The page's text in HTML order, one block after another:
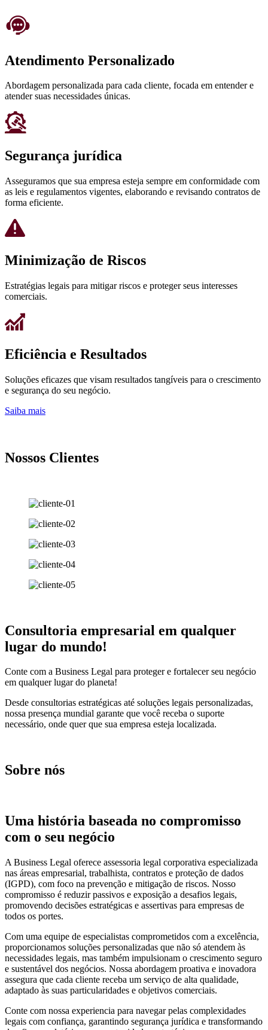
Atendimento Personalizado
Abordagem personalizada para cada cliente, focada em entender e
atender suas necessidades únicas.
Segurança jurídica
Asseguramos que sua empresa esteja sempre em conformidade com
as leis e regulamentos vigentes, elaborando e revisando contratos de
forma eficiente.
Minimização de Riscos
Estratégias legais para mitigar riscos e proteger seus interesses
comerciais.
Eficiência e Resultados
Soluções eficazes que visam resultados tangíveis para o crescimento
e segurança do seu negócio.
Saiba mais
Nossos Clientes
Consultoria empresarial em qualquer
lugar do mundo!
Conte com a Business Legal para proteger e fortalecer seu negócio
em qualquer lugar do planeta!
Desde consultorias estratégicas até soluções legais personalizadas,
nossa presença mundial garante que você receba o suporte
necessário, onde quer que sua empresa esteja localizada.
Sobre nós
Uma história baseada no compromisso
com o seu negócio
A Business Legal oferece assessoria legal corporativa especializada
nas áreas empresarial, trabalhista, contratos e proteção de dados
(IGPD), com foco na prevenção e mitigação de riscos. Nosso
compromisso é reduzir passivos e exposição a desafios legais,
promovendo decisões estratégicas e assertivas para empresas de
todos os portes.
Com uma equipe de especialistas comprometidos com a excelência,
proporcionamos soluções personalizadas que não só atendem às
necessidades legais, mas também impulsionam o crescimento seguro
e sustentável dos negócios. Nossa abordagem proativa e inovadora
assegura que cada cliente receba um serviço de alta qualidade,
adaptado às suas particularidades e objetivos comerciais.
Conte com nossa experiencia para navegar pelas complexidades
legais com confiança, garantindo segurança jurídica e transformando